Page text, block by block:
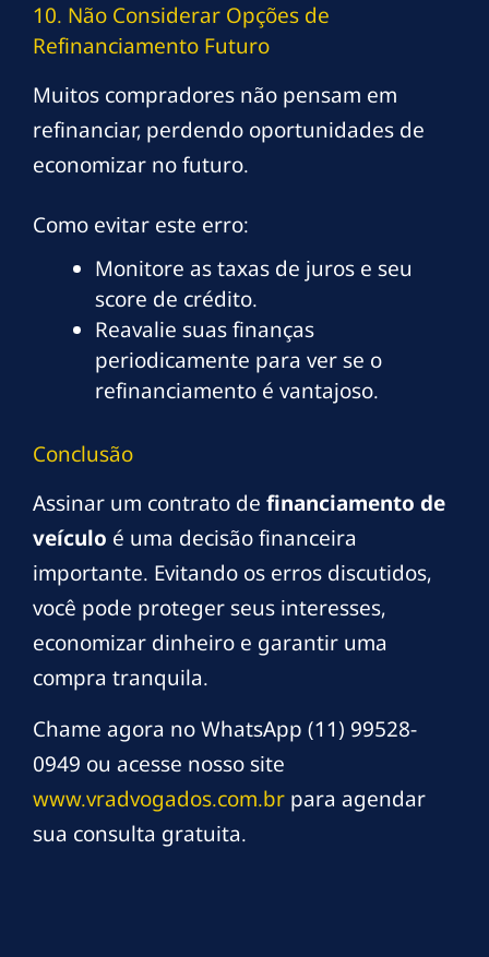
10. Não Considerar Opções de
Refinanciamento Futuro
Muitos compradores não pensam em
refinanciar, perdendo oportunidades de
economizar no futuro.
Como evitar este erro:
Monitore as taxas de juros e seu
score de crédito.
Reavalie suas finanças
periodicamente para ver se o
refinanciamento é vantajoso.
Conclusão
Assinar um contrato de financiamento de
veículo é uma decisão financeira
importante. Evitando os erros discutidos,
você pode proteger seus interesses,
economizar dinheiro e garantir uma
compra tranquila.
Chame agora no WhatsApp (11) 99528-
0949 ou acesse nosso site
www.vradvogados.com.br para agendar
sua consulta gratuita.